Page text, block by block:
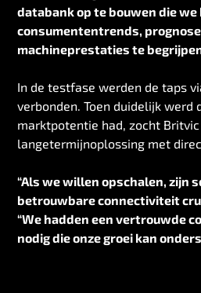
databank op te bouwen die
consumententrends,
machineprestaties te
In de testfase werden de taps
verbonden. Toen duidelijk werd
marktpotentie had, zocht
langetermijnoplossing met
“Als we willen opschalen, zijn
betrouwbare connectiviteit
“We hadden een vertrouwde
nodig die onze groei kan